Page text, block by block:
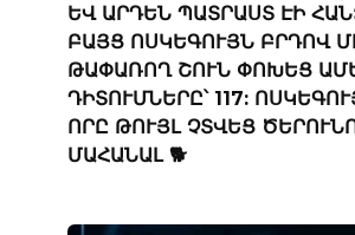
ԵՎ ԱՐԴԵՆ ՊԱՏՐԱՍՏ ԷԻ
ԲԱՅՑ ՈՍԿԵԳՈՒՅՆ ԲՐԴՈՎ
ԹԱՓԱՌՈՂ ՇՈՒՆ ՓՈԽԵՑ
ԴԻՏՈՒՄՆԵՐԸ՝ 117:
ՈՐԸ ԹՈՒՅԼ ՉՏՎԵՑ
ՄԱՀԱՆԱԼ 🐕